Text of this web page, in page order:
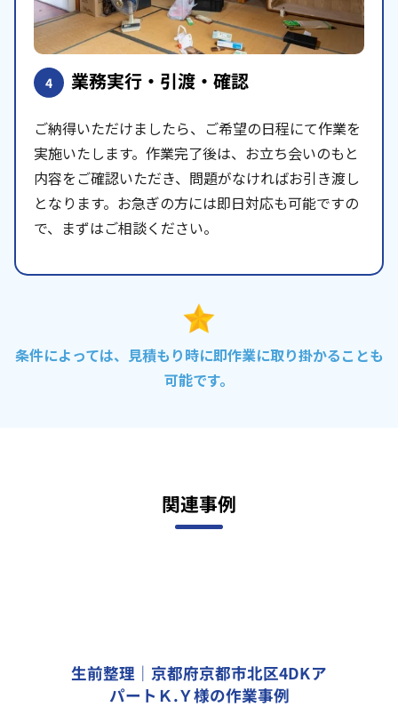
4 業務実行・引渡・確認
ご納得いただけましたら、ご希望の日程にて作業を
実施いたします。作業完了後は、お立ち会いのもと
内容をご確認いただき、問題がなければお引き渡し
となります。お急ぎの方には即日対応も可能ですの
で、まずはご相談ください。
条件によっては、見積もり時に即作業に取り掛かることも
可能です。
関連事例
生前整理｜京都府京都市北区4DKア
パートＫ.Ｙ様の作業事例